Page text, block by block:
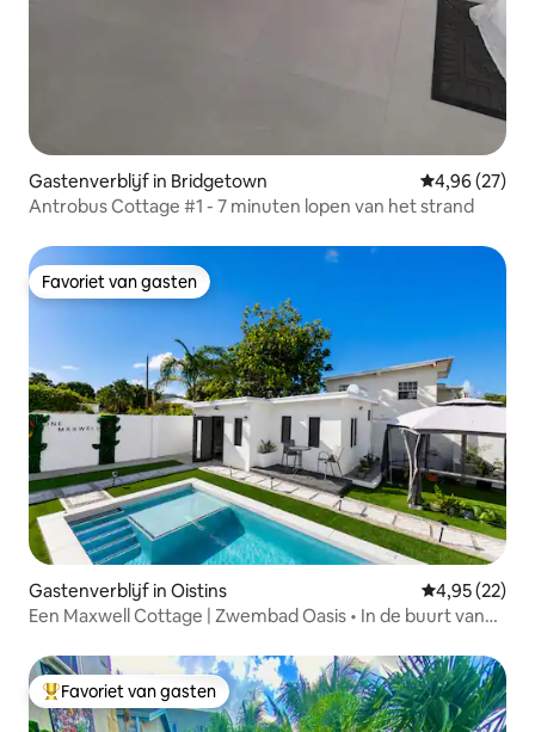
Gastenverblijf in Bridgetown Gemiddelde
4,96 (27)
Antrobus Cottage #1 - 7 minuten lopen van het strand
Favoriet van gasten
Favoriet van gasten
Gastenverblijf in Oistins Gemiddelde
4,95 (22)
Een Maxwell Cottage | Zwembad Oasis • In de buurt van
Topfavoriet van gasten
Favoriet van gasten